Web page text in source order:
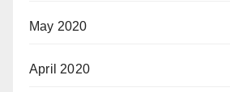
May 2020
April 2020